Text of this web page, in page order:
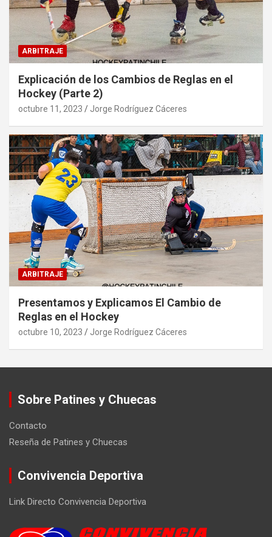
ARBITRAJE
Explicación de los Cambios de Reglas en el
Hockey (Parte 2)
octubre 11, 2023 Jorge Rodríguez Cáceres
ARBITRAJE
Presentamos y Explicamos El Cambio de
Reglas en el Hockey
octubre 10, 2023 Jorge Rodríguez Cáceres
Sobre Patines y Chuecas
Contacto
Reseña de Patines y Chuecas
Convivencia Deportiva
Link Directo Convivencia Deportiva